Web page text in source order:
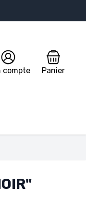
compte Panier